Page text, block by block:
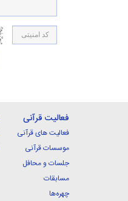
فعالیت قرآنی
فعالیت های قرآنی
موسسات قرآنی
جلسات و محافل
مسابقات
چهره‌ها